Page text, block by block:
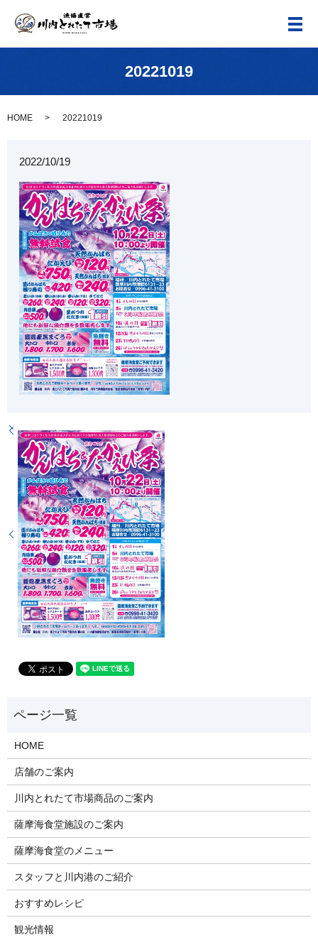
メ
20221019
HOME 20221019
2022/10/19
HOME
店舗のご案内
川内とれたて市場商品のご案内
薩摩海食堂施設のご案内
薩摩海食堂のメニュー
スタッフと川内港のご紹介
おすすめレシピ
観光情報